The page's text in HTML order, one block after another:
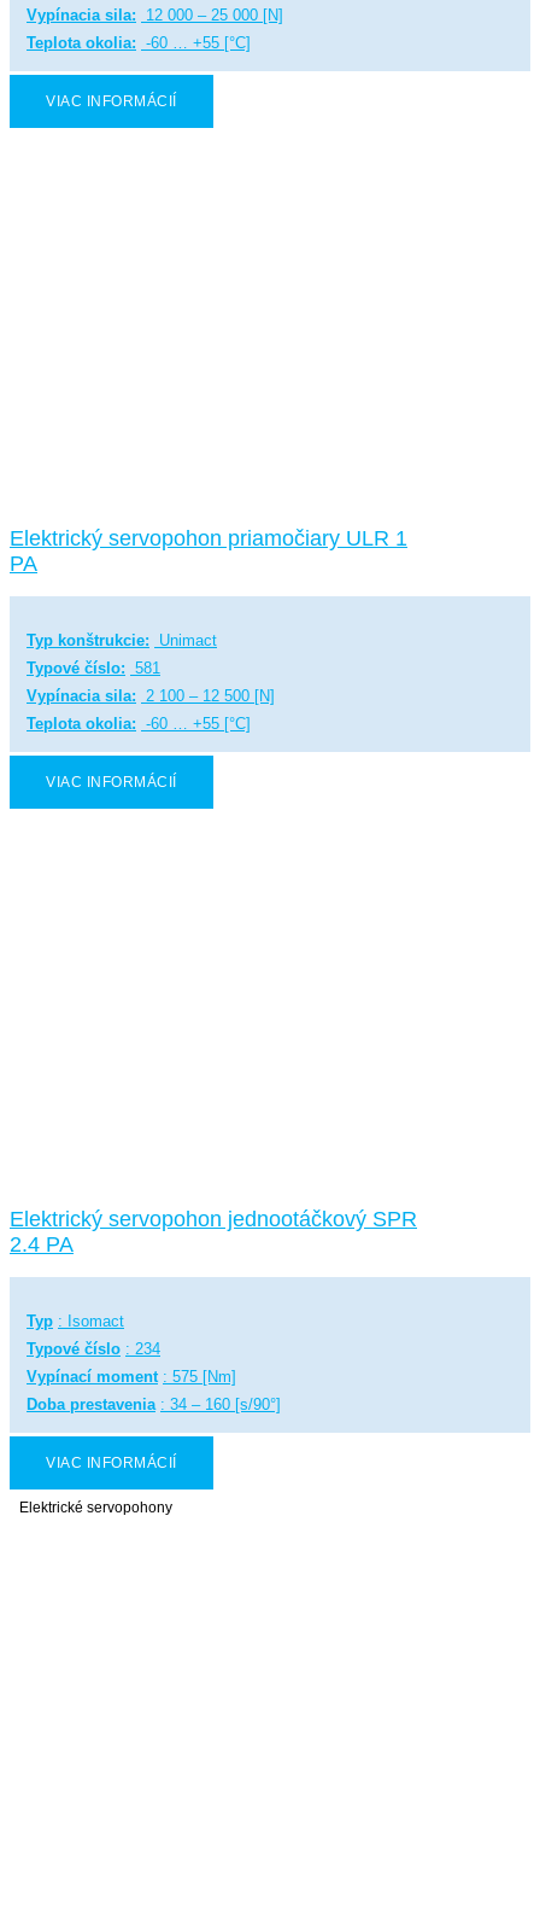
Vypínacia sila:
12 000 – 25 000 [N]
Teplota okolia: -60 … +55 [°C]
VIAC INFORMÁCIÍ
Elektrický servopohon priamočiary ULR 1
PA
Typ konštrukcie:
Unimact
Typové číslo: 581
Vypínacia sila:
2 100 – 12 500 [N]
Teplota okolia: -60 … +55 [°C]
VIAC INFORMÁCIÍ
Elektrický servopohon jednootáčkový SPR
2.4 PA
Typ : Isomact
Typové číslo : 234
Vypínací moment : 575 [Nm]
Doba prestavenia : 34 – 160 [s/90°]
VIAC INFORMÁCIÍ
Elektrické servopohony